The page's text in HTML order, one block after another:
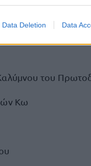
Data Deletion Data
του
Κω